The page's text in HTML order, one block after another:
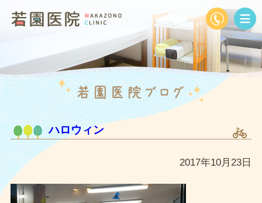
ハロウィン
2017年10月23日